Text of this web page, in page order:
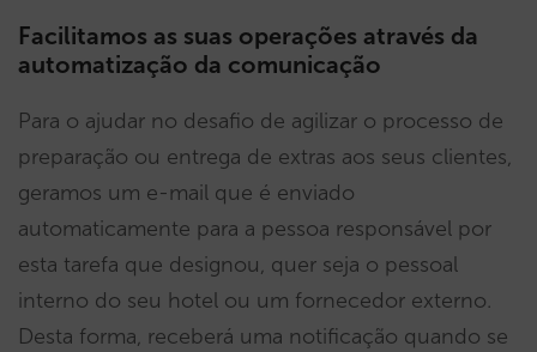
Facilitamos as suas operações através da
automatização da comunicação
Para o ajudar no desafio de agilizar o processo de
preparação ou entrega de extras aos seus clientes,
geramos um e-mail que é enviado
automaticamente para a pessoa responsável por
esta tarefa que designou, quer seja o pessoal
interno do seu hotel ou um fornecedor externo.
Desta forma, receberá uma notificação quando se